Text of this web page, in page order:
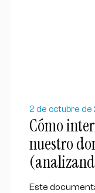
2 de octubre de
Cómo
nuestro
redes
Este